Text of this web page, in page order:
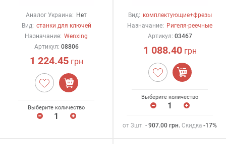
Аналог Украина: Нет
Вид: станки для ключей
Назначание: Wenxing
Артикул: 08806
1 224.45грн
Выберите количество
Вид: комплектующие+фрезы
Назначание: Ригеля-реечные
Артикул: 03467
1 088.40грн
Выберите количество
от 3шт. - 907.00 грн. Скидка -17%